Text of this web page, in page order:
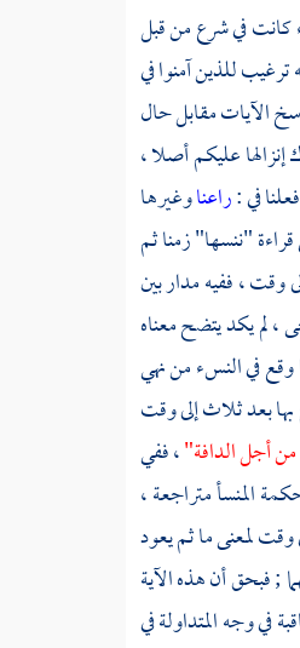
كانت في شرع من قبل
للذين آمنوا في
الآيات مقابل حال
عليكم أصلا ،
في :راعناوغيرها
"ننسها" زمنا ثم
وقت ، ففيه مدار بين
لم يكد يتضح معناه
وقع في النسء من نهي
بها بعد ثلاث إلى وقت
من أجل الدافة"، ففي
المنسأ متراجعة ،
وقت لمعنى ما ثم يعود
; فبحق أن هذه الآية
في وجه المتداولة في